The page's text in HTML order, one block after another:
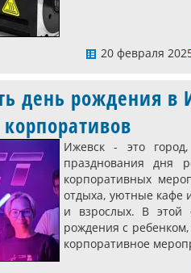
20 февраля
день рождения
Ижевск - это
празднования дня
корпоративных
отдыха, уютные кафе
и взрослых. В этой
рождения с
корпоративное